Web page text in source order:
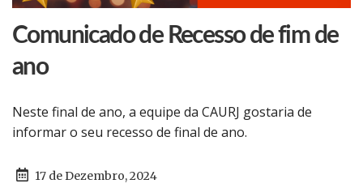
Comunicado de Recesso de fim de
ano
Neste final de ano, a equipe da CAURJ gostaria de
informar o seu recesso de final de ano.
17 de Dezembro, 2024